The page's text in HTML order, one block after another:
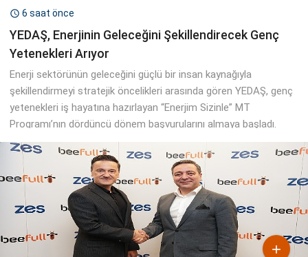
 6 saat önce
YEDAŞ, Enerjinin Geleceğini Şekillendirecek Genç
Yetenekleri Arıyor
Enerji sektörünün geleceğini güçlü bir insan kaynağıyla
şekillendirmeyi stratejik öncelikleri arasında gören YEDAŞ, genç
yetenekleri iş hayatına hazırlayan “Enerjim Sizinle” MT
Programı’nın dördüncü dönem başvurularını almaya başladı.
